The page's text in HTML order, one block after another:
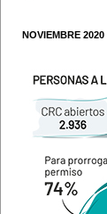
NOVIEMBRE 2020